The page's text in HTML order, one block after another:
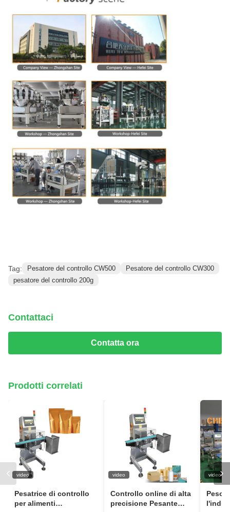
Tag: Pesatore del controllo CW500
Pesatore del controllo CW300
pesatore del controllo 200g
Contattaci
Contatta ora
Prodotti correlati
video
Pesatrice di controllo
per alimenti
video
Controllo online di alta
precisione Pesante
video
Peso